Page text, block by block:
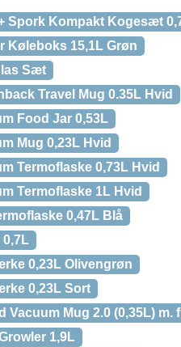
Spork Kompakt Kogesæt
Køleboks 15,1L Grøn
Sæt
Travel Mug 0.35L Hvid
Food Jar 0,53L
Mug 0,23L Hvid
Termoflaske 0,73L Hvid
Termoflaske 1L Hvid
0,47L Blå
0,23L Olivengrøn
0,23L Sort
Vacuum Mug 2.0 (0,35L) m.
1,9L